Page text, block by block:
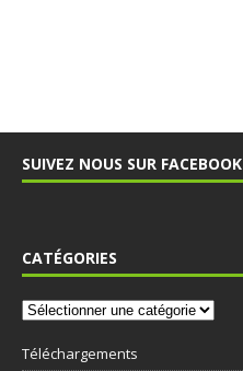
SUIVEZ NOUS SUR FACEBOOK
CATÉGORIES
Téléchargements